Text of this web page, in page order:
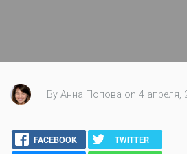
By Анна Попова on 4 апреля,
FACEBOOK
TWITTER